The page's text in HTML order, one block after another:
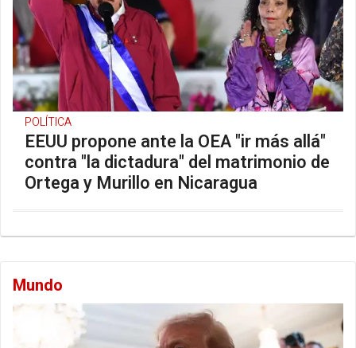
POLÍTICA
EEUU propone ante la OEA "ir más allá"
contra "la dictadura" del matrimonio de
Ortega y Murillo en Nicaragua
Mundo